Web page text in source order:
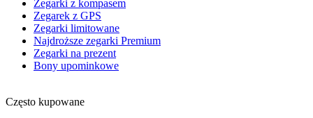
Zegarki z kompasem
Zegarek z GPS
Zegarki limitowane
Najdroższe zegarki Premium
Zegarki na prezent
Bony upominkowe
Często kupowane